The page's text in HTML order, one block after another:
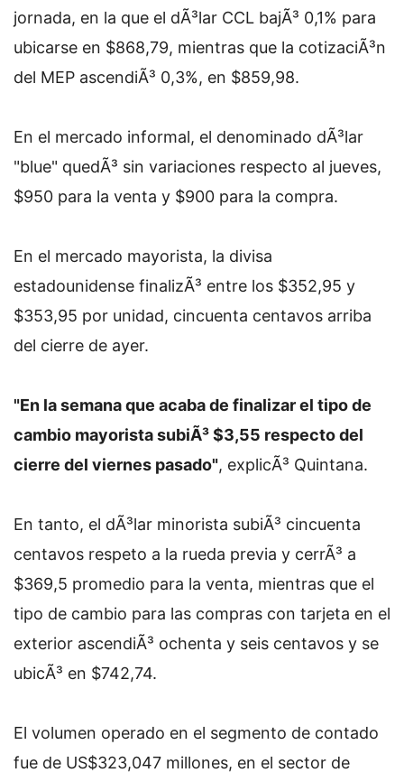
jornada, en la que el dÃ³lar CCL bajÃ³ 0,1% para
ubicarse en $868,79, mientras que la cotizaciÃ³n
del MEP ascendiÃ³ 0,3%, en $859,98.
En el mercado informal, el denominado dÃ³lar
"blue" quedÃ³ sin variaciones respecto al jueves,
$950 para la venta y $900 para la compra.
En el mercado mayorista, la divisa
estadounidense finalizÃ³ entre los $352,95 y
$353,95 por unidad, cincuenta centavos arriba
del cierre de ayer.
"En la semana que acaba de finalizar el tipo de
cambio mayorista subiÃ³ $3,55 respecto del
cierre del viernes pasado", explicÃ³ Quintana.
En tanto, el dÃ³lar minorista subiÃ³ cincuenta
centavos respeto a la rueda previa y cerrÃ³ a
$369,5 promedio para la venta, mientras que el
tipo de cambio para las compras con tarjeta en el
exterior ascendiÃ³ ochenta y seis centavos y se
ubicÃ³ en $742,74.
El volumen operado en el segmento de contado
fue de US$323,047 millones, en el sector de